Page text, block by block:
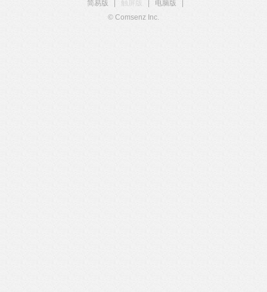
简易版
触屏版 电脑版
© Comsenz Inc.